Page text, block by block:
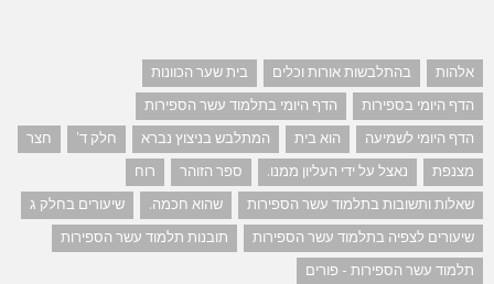
אלהות בהתלבשות אורות וכלים
בית שער הכוונות
הדף היומי בספירות
הדף היומי בתלמוד עשר הספירות
הדף היומי לשמיעה
הוא בית המתלבש בניצוץ נברא חלק ד'
חצר
מצנפת
נאצל על ידי העליון ממנו. ספר הזוהר
רוח
שאלות ותשובות בתלמוד עשר הספירות
שהוא חכמה.
שיעורים בחלק ג
שיעורים לצפיה בתלמוד עשר הספירות
תובנות תלמוד עשר הספירות
תלמוד עשר הספירות - פורים